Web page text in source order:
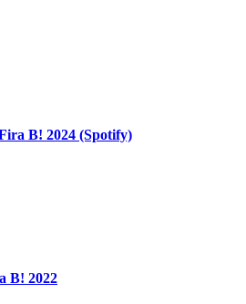
B! 2024 (Spotify)
B! 2022